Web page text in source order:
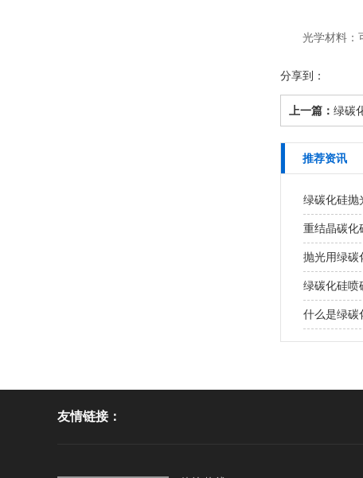
光学材料：可
分享到：
上一篇： 绿碳
推荐资讯
绿碳化硅抛
重结晶碳化
抛光用绿碳
绿碳化硅喷
什么是绿碳
友情链接：